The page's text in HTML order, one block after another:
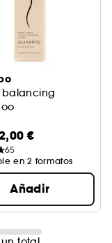
balancing
clarificante
€
65
en 2 formatos
Añadir